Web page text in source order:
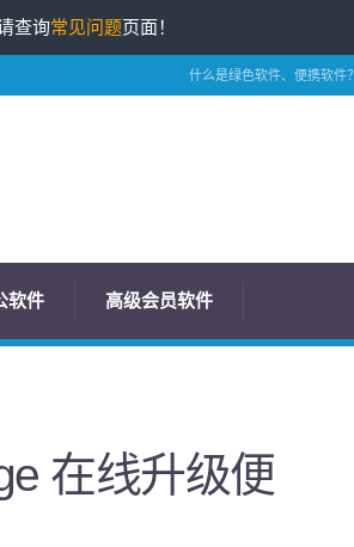
什么是绿色软件、便携软件？
软件 高级会员软件
在线升级便
查询常见问题页面！